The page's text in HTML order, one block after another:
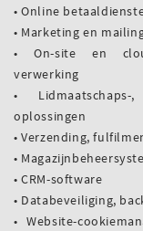
• Online
• Marketing en
• On-site en
verwerking
•
oplossingen
• Verzending,
•
• CRM-software
• Databeveiliging,
• Website-